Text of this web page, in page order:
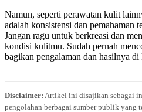
Namun, seperti perawatan kulit
adalah konsistensi dan pemahaman
Jangan ragu untuk berkreasi dan
kondisi kulitmu. Sudah pernah
bagikan pengalaman dan hasilnya
Disclaimer: Artikel ini disajikan sebagai
pengolahan berbagai sumber publik yang